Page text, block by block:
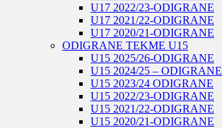
U17 2022/23-ODIGRANE
U17 2021/22-ODIGRANE
U17 2020/21-ODIGRANE
ODIGRANE TEKME U15
U15 2025/26-ODIGRANE
U15 2024/25 – ODIGRANE
U15 2023/24 ODIGRANE
U15 2022/23-ODIGRANE
U15 2021/22-ODIGRANE
U15 2020/21-ODIGRANE